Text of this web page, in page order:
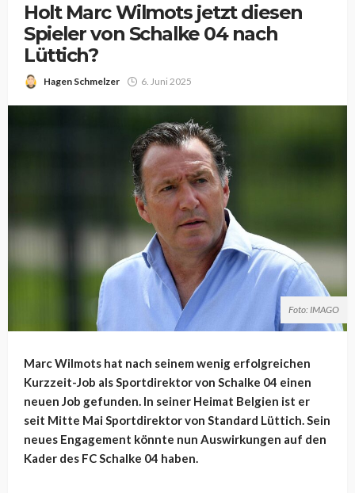
Holt Marc Wilmots jetzt diesen
Spieler von Schalke 04 nach
Lüttich?
Hagen Schmelzer 6. Juni 2025
Foto: IMAGO
Marc Wilmots hat nach seinem wenig erfolgreichen
Kurzzeit-Job als Sportdirektor von Schalke 04 einen
neuen Job gefunden. In seiner Heimat Belgien ist er
seit Mitte Mai Sportdirektor von Standard Lüttich. Sein
neues Engagement könnte nun Auswirkungen auf den
Kader des FC Schalke 04 haben.